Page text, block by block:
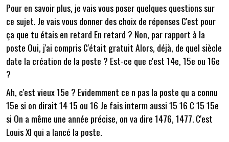
Pour en savoir plus, je vais vous poser quelques questions sur
ce sujet. Je vais vous donner des choix de réponses C'est pour
ça que tu étais en retard En retard ? Non, par rapport à la
poste Oui, j'ai compris C'était gratuit Alors, déjà, de quel siècle
date la création de la poste ? Est-ce que c'est 14e, 15e ou 16e
?
Ah, c'est vieux 15e ? Evidemment ce n pas la poste qu a connu
15e si on dirait 14 15 ou 16 Je fais interm aussi 15 16 C 15 15e
si On a même une année précise, on va dire 1476, 1477. C'est
Louis XI qui a lancé la poste.